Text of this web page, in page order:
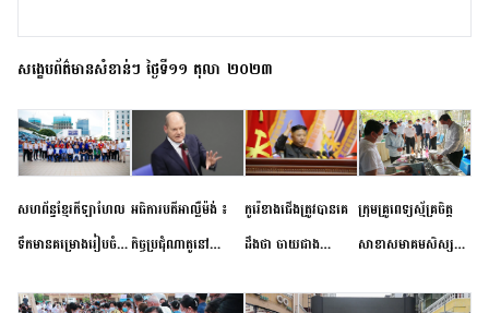
សង្ខេបព័ត៌មានសំខាន់ៗ ថ្ងៃទី១១ តុលា ២០២៣
សហព័ន្ធខ្មែរកីឡាហែល
ទឹកមានគម្រោងរៀបចំ
អធិការបតីអាល្លឺម៉ង់ ៖
កិច្ចប្រជុំណាតូនៅ
កូរ៉េខាងជើងត្រូវបានគេ
ដឹងថា ចាយជាង
ក្រុមគ្រូពេទ្យស្ម័គ្រចិត្ត
សាខាសមាគមសិស្ស